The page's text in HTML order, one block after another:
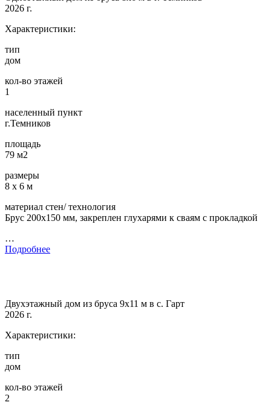
2026 г.
Характеристики:
тип
дом
кол-во этажей
1
населенный пункт
г.Темников
площадь
79 м2
размеры
8 х 6 м
материал стен/ технология
Брус 200х150 мм, закреплен глухарями к сваям с прокладкой
…
Подробнее
Двухэтажный дом из бруса 9х11 м в с. Гарт
2026 г.
Характеристики:
тип
дом
кол-во этажей
2